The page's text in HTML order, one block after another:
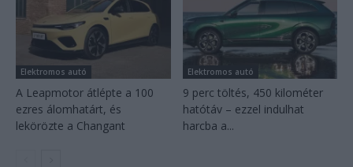
Elektromos autó
A Leapmotor átlépte a 100
ezres álomhatárt, és
lekörözte a Changant
Elektromos autó
9 perc töltés, 450 kilométer
hatótáv – ezzel indulhat
harcba a...